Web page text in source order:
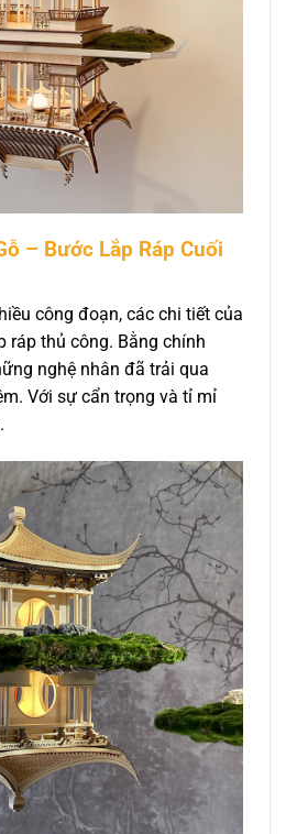
– Bước Lắp Ráp Cuối
công đoạn, các chi tiết của
ráp thủ công. Bằng chính
nghệ nhân đã trải qua
Với sự cẩn trọng và tỉ mỉ